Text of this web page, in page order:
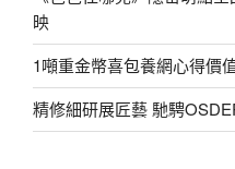
映
1噸重金幣喜包養網心得價
精修細研展匠藝 馳騁